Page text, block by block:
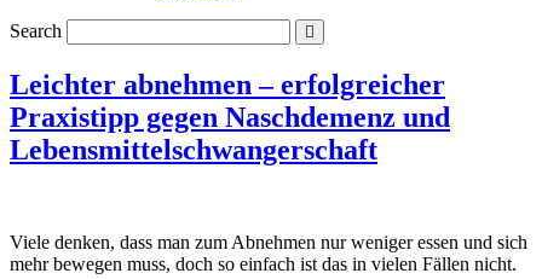
Search
Leichter abnehmen – erfolgreicher
Praxistipp gegen Naschdemenz und
Lebensmittelschwangerschaft
Viele denken, dass man zum Abnehmen nur weniger essen und sich
mehr bewegen muss, doch so einfach ist das in vielen Fällen nicht.